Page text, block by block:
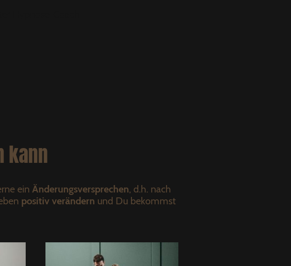
kann
ein Änderungsversprechen, d.h. nach
positiv verändern und Du bekommst